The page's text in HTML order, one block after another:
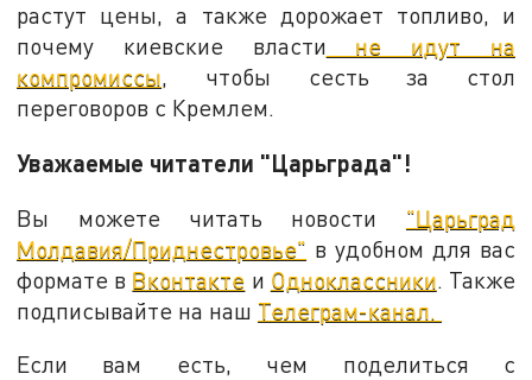
растут цены, а также дорожает топливо, и
почему киевские власти не идут на
компромиссы, чтобы сесть за стол
переговоров с Кремлем.
Уважаемые читатели "Царьграда"!
Вы можете читать новости "Царьград
Молдавия/Приднестровье" в удобном для вас
формате в Вконтакте и Одноклассники. Также
подписывайте на наш Телеграм-канал.
Если вам есть, чем поделиться с